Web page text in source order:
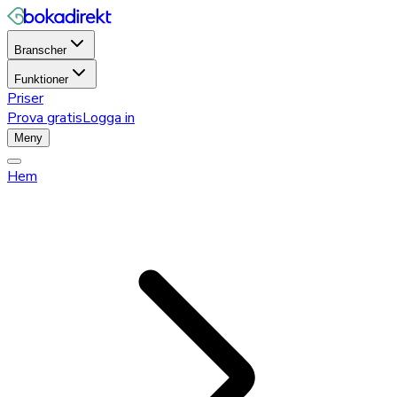
Branscher
Funktioner
Priser
Prova gratisLogga in
Meny
Hem